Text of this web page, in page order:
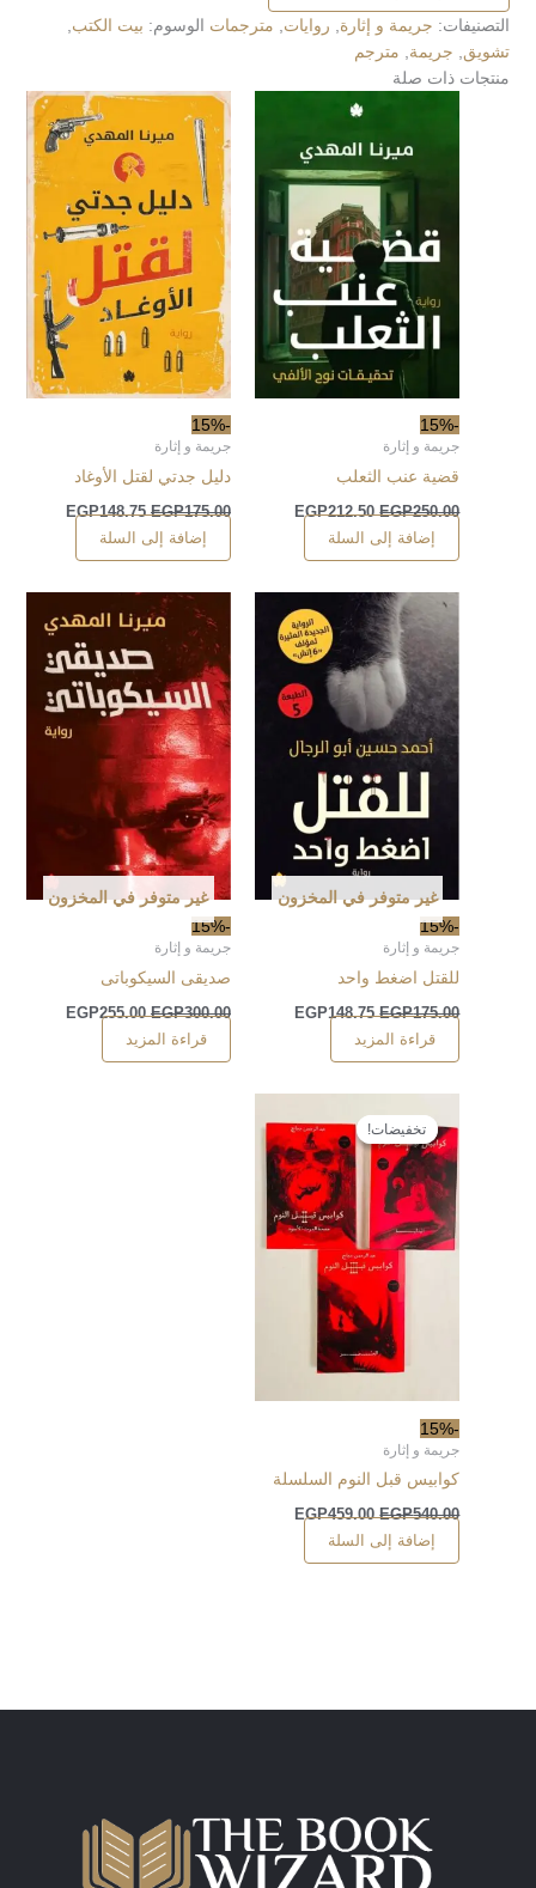
التصنيفات: جريمة و إثارة روايات مترجمات الوسوم: بيت الكتب
تشويق
جريمة
مترجم
منتجات ذات صلة
-15%
جريمة و إثارة
قضية عنب الثعلب
EGP250.00
EGP212.50
إضافة إلى السلة
-15%
جريمة و إثارة
دليل جدتي لقتل الأوغاد
EGP175.00
EGP148.75
إضافة إلى السلة
-15%
غير متوفر في المخزون
جريمة و إثارة
للقتل اضغط واحد
EGP175.00
EGP148.75
قراءة المزيد
-15%
غير متوفر في المخزون
جريمة و إثارة
صديقى السيكوباتى
EGP300.00
EGP255.00
قراءة المزيد
تخفيضات!
-15%
تخفيضات!
جريمة و إثارة
كوابيس قبل النوم السلسلة
EGP540.00
EGP459.00
إضافة إلى السلة